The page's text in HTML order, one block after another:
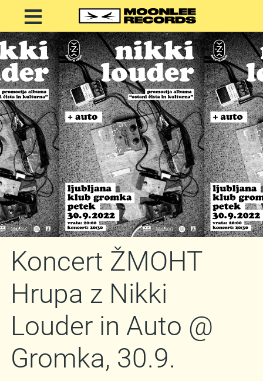
Koncert ŽMOHT
Hrupa z Nikki
Louder in Auto @
Gromka, 30.9.